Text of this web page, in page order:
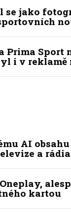
se jako
Prima Sport
i v reklamě
AI
a
kartou